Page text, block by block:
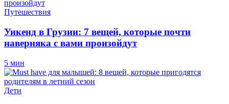
Путешествия
Уикенд в Грузии: 7 вещей, которые почти
наверняка с вами произойдут
5 мин
Дети